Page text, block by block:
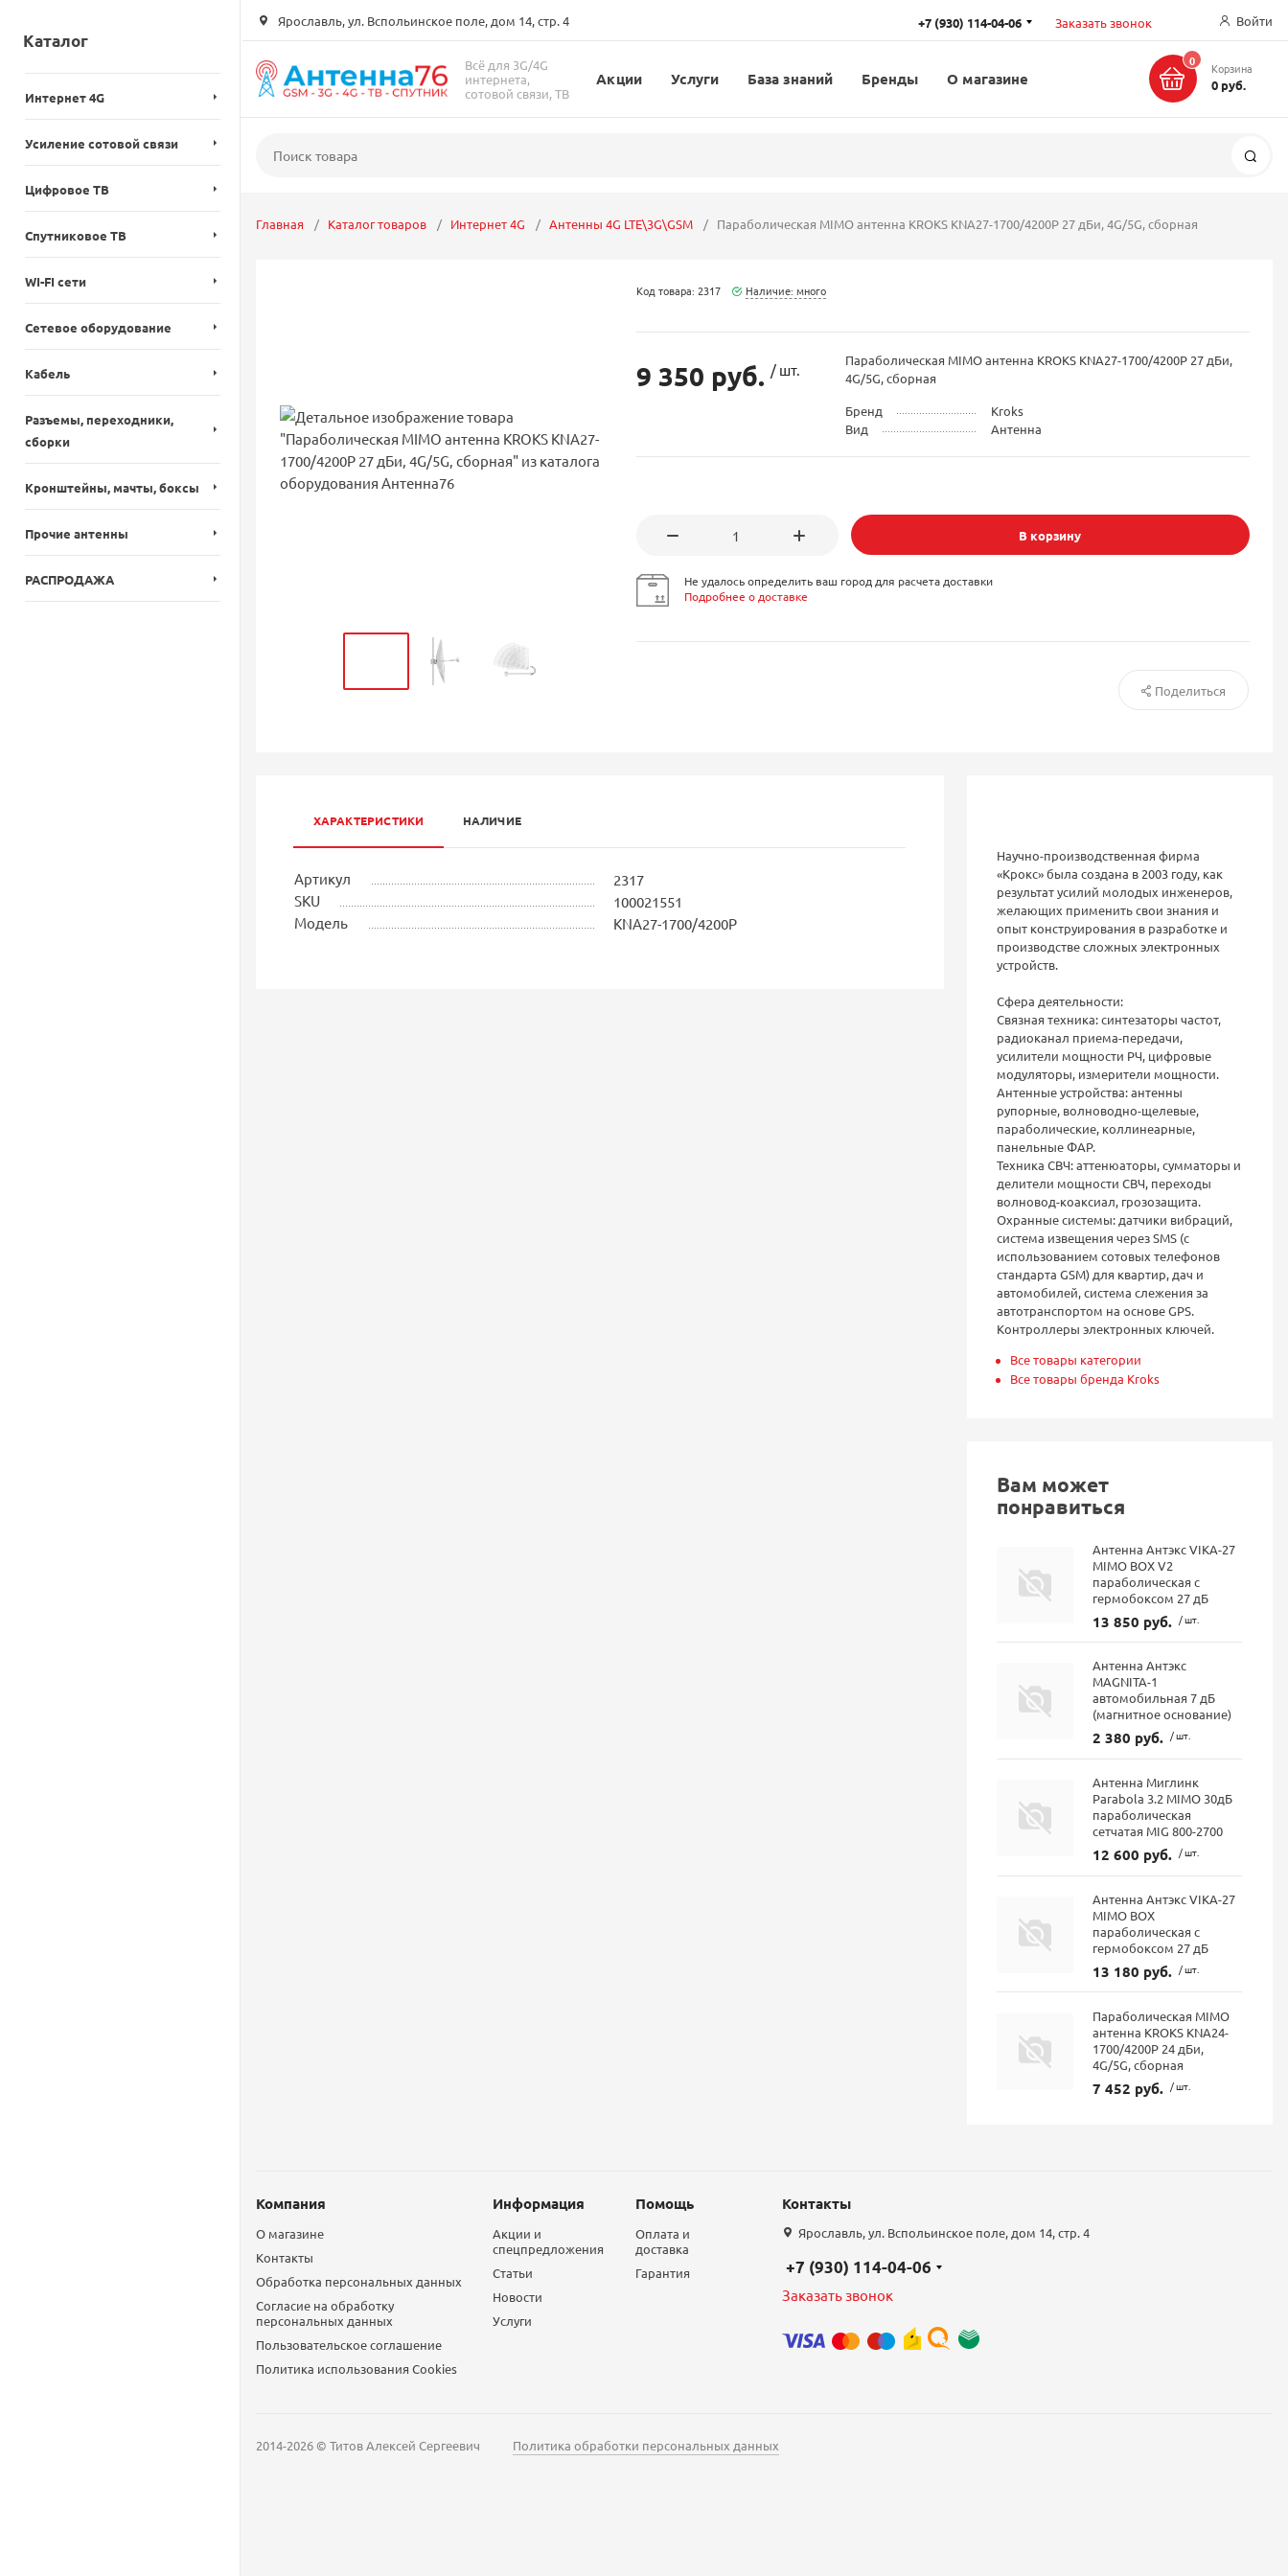
Ярославль, ул. Вспольинское поле, дом 14, стр. 4 +7 (930) 114-04-06 Заказать звонок Войти
Всё для 3G/4G
интернета,
сотовой связи, ТВ
Акции Услуги База знаний Бренды О магазине
0 Корзина
0 руб.
Каталог
Интернет 4G
Усиление сотовой связи
Цифровое ТВ
Спутниковое ТВ
WI-FI сети
Сетевое оборудование
Кабель
Разъемы, переходники,
сборки
Кронштейны, мачты, боксы
Прочие антенны
РАСПРОДАЖА
Главная Каталог товаров Интернет 4G Антенны 4G LTE\3G\GSM Параболическая MIMO антенна KROKS KNA27-1700/4200P 27 дБи, 4G/5G, сборная
Код товара: 2317 Наличие: много
9 350 руб. / шт.
Параболическая MIMO антенна KROKS KNA27-1700/4200P 27 дБи,
4G/5G, сборная
Бренд
Kroks
Вид
Антенна
В корзину
Не удалось определить ваш город для расчета доставки
Подробнее о доставке
Поделиться
ХАРАКТЕРИСТИКИ НАЛИЧИЕ
Артикул
2317
SKU
100021551
Модель
KNA27-1700/4200P
Научно-производственная фирма
«Крокс» была создана в 2003 году, как
результат усилий молодых инженеров,
желающих применить свои знания и
опыт конструирования в разработке и
производстве сложных электронных
устройств.
Сфера деятельности:
Связная техника: синтезаторы частот,
радиоканал приема-передачи,
усилители мощности РЧ, цифровые
модуляторы, измерители мощности.
Антенные устройства: антенны
рупорные, волноводно-щелевые,
параболические, коллинеарные,
панельные ФАР.
Техника СВЧ: аттенюаторы, сумматоры и
делители мощности СВЧ, переходы
волновод-коаксиал, грозозащита.
Охранные системы: датчики вибраций,
система извещения через SMS (с
использованием сотовых телефонов
стандарта GSM) для квартир, дач и
автомобилей, система слежения за
автотранспортом на основе GPS.
Контроллеры электронных ключей.
Все товары категории
Все товары бренда Kroks
Вам может
понравиться
Антенна Антэкс VIKA-27
MIMO BOX V2
параболическая с
гермобоксом 27 дБ
13 850 руб. / шт.
Антенна Антэкс
MAGNITA-1
автомобильная 7 дБ
(магнитное основание)
2 380 руб. / шт.
Антенна Миглинк
Parabola 3.2 MIMO 30дБ
параболическая
сетчатая MIG 800-2700
12 600 руб. / шт.
Антенна Антэкс VIKA-27
MIMO BOX
параболическая с
гермобоксом 27 дБ
13 180 руб. / шт.
Параболическая MIMO
антенна KROKS KNA24-
1700/4200P 24 дБи,
4G/5G, сборная
7 452 руб. / шт.
Компания
О магазине
Контакты
Обработка персональных данных
Согласие на обработку
персональных данных
Пользовательское соглашение
Политика использования Сookies
Информация
Акции и
спецпредложения
Статьи
Новости
Услуги
Помощь
Оплата и
доставка
Гарантия
Контакты
Ярославль, ул. Вспольинское поле, дом 14, стр. 4
+7 (930) 114-04-06
Заказать звонок
2014-2026 © Титов Алексей Сергеевич Политика обработки персональных данных